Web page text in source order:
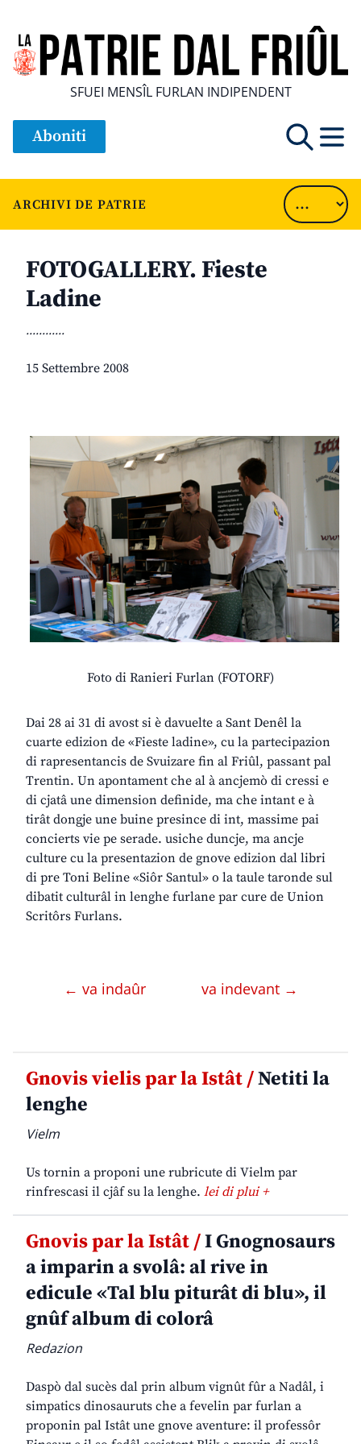
SFUEI MENSÎL FURLAN INDIPENDENT
Aboniti
ARCHIVI DE PATRIE
FOTOGALLERY. Fieste
Ladine
............
15 Settembre 2008
Foto di Ranieri Furlan (FOTORF)
Dai 28 ai 31 di avost si è davuelte a Sant Denêl la
cuarte edizion de «Fieste ladine», cu la partecipazion
di rapresentancis de Svuizare fin al Friûl, passant pal
Trentin. Un apontament che al à ancjemò di cressi e
di cjatâ une dimension definide, ma che intant e à
tirât dongje une buine presince di int, massime pai
concierts vie pe serade. usiche duncje, ma ancje
culture cu la presentazion de gnove edizion dal libri
di pre Toni Beline «Siôr Santul» o la taule taronde sul
dibatit culturâl in lenghe furlane par cure de Union
Scritôrs Furlans.
← va indaûr va indevant →
Gnovis vielis par la Istât /Netiti la
lenghe
Vielm
Us tornin a proponi une rubricute di Vielm par
rinfrescasi il cjâf su la lenghe. lei di plui +
Gnovis par la Istât /I Gnognosaurs
a imparin a svolâ: al rive in
edicule «Tal blu piturât di blu», il
gnûf album di colorâ
Redazion
Daspò dal sucès dal prin album vignût fûr a Nadâl, i
simpatics dinosauruts che a fevelin par furlan a
proponin pal Istât une gnove aventure: il professôr